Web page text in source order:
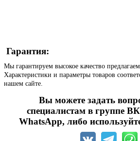
Гарантия:
Мы гарантируем высокое качество
Характеристики и параметры товаров
нашем сайте.
Вы можете задать
специалистам в группе
WhatsApp, либо